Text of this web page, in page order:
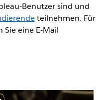
Benutzer sind und
teilnehmen. Für
eine E-Mail